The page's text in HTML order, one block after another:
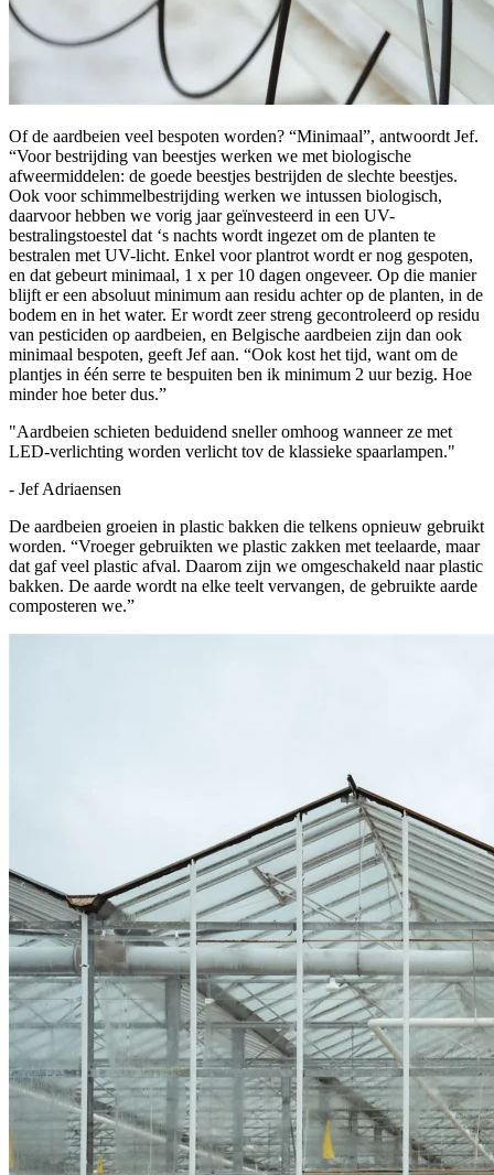
Of de aardbeien veel bespoten worden? “Minimaal”, antwoordt Jef.
“Voor bestrijding van beestjes werken we met biologische
afweermiddelen: de goede beestjes bestrijden de slechte beestjes.
Ook voor schimmelbestrijding werken we intussen biologisch,
daarvoor hebben we vorig jaar geïnvesteerd in een UV-
bestralingstoestel dat ‘s nachts wordt ingezet om de planten te
bestralen met UV-licht. Enkel voor plantrot wordt er nog gespoten,
en dat gebeurt minimaal, 1 x per 10 dagen ongeveer. Op die manier
blijft er een absoluut minimum aan residu achter op de planten, in de
bodem en in het water. Er wordt zeer streng gecontroleerd op residu
van pesticiden op aardbeien, en Belgische aardbeien zijn dan ook
minimaal bespoten, geeft Jef aan. “Ook kost het tijd, want om de
plantjes in één serre te bespuiten ben ik minimum 2 uur bezig. Hoe
minder hoe beter dus.”
"Aardbeien schieten beduidend sneller omhoog wanneer ze met
LED-verlichting worden verlicht tov de klassieke spaarlampen."
- Jef Adriaensen
De aardbeien groeien in plastic bakken die telkens opnieuw gebruikt
worden. “Vroeger gebruikten we plastic zakken met teelaarde, maar
dat gaf veel plastic afval. Daarom zijn we omgeschakeld naar plastic
bakken. De aarde wordt na elke teelt vervangen, de gebruikte aarde
composteren we.”